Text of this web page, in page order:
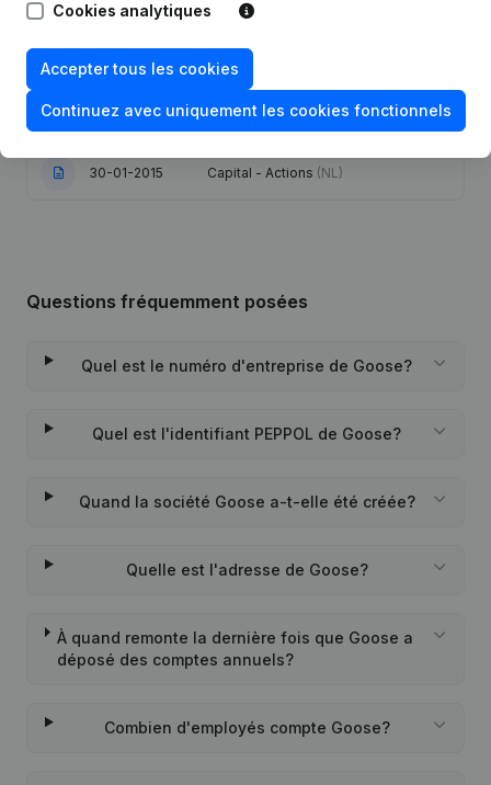
- Divers
31-05-2018 Demissions - Nominations
07-07-2015 Capital - Actions(NL)
30-01-2015 Capital - Actions (NL)
Questions fréquemment posées
Quel est le numéro d'entreprise de Goose?
Quel est l'identifiant PEPPOL de Goose?
Quand la société Goose a-t-elle été créée?
Quelle est l'adresse de Goose?
À quand remonte la dernière fois que Goose a
déposé des comptes annuels?
Combien d'employés compte Goose?
Cookies analytiques
Accepter tous les cookies
Continuez avec uniquement les cookies fonctionnels